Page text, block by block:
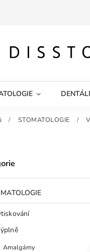
/ STOMATOLOGIE /
Amalgámy